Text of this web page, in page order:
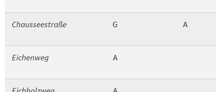
Chausseestraße G A
Eichenweg A